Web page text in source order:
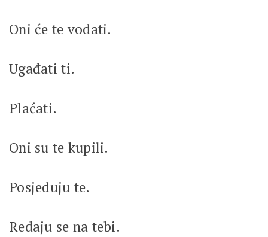
Oni će te vodati.
Ugađati ti.
Plaćati.
Oni su te kupili.
Posjeduju te.
Redaju se na tebi.